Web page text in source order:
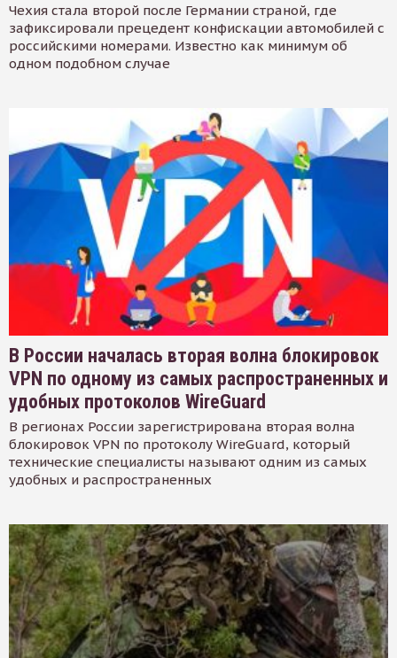
Чехия стала второй после Германии страной, где
зафиксировали прецедент конфискации автомобилей с
российскими номерами. Известно как минимум об
одном подобном случае
В России началась вторая волна блокировок
VPN по одному из самых распространенных и
удобных протоколов WireGuard
В регионах России зарегистрирована вторая волна
блокировок VPN по протоколу WireGuard, который
технические специалисты называют одним из самых
удобных и распространенных